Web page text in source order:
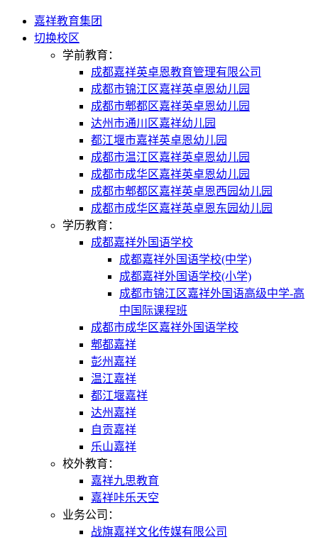
嘉祥教育集团
切换校区
学前教育：
成都嘉祥英卓恩教育管理有限公司
成都市锦江区嘉祥英卓恩幼儿园
成都市郫都区嘉祥英卓恩幼儿园
达州市通川区嘉祥幼儿园
都江堰市嘉祥英卓恩幼儿园
成都市温江区嘉祥英卓恩幼儿园
成都市成华区嘉祥英卓恩幼儿园
成都市郫都区嘉祥英卓恩西园幼儿园
成都市成华区嘉祥英卓恩东园幼儿园
学历教育：
成都嘉祥外国语学校
成都嘉祥外国语学校(中学)
成都嘉祥外国语学校(小学)
成都市锦江区嘉祥外国语高级中学-高
中国际课程班
成都市成华区嘉祥外国语学校
郫都嘉祥
彭州嘉祥
温江嘉祥
都江堰嘉祥
达州嘉祥
自贡嘉祥
乐山嘉祥
校外教育：
嘉祥九思教育
嘉祥咔乐天空
业务公司：
战旗嘉祥文化传媒有限公司